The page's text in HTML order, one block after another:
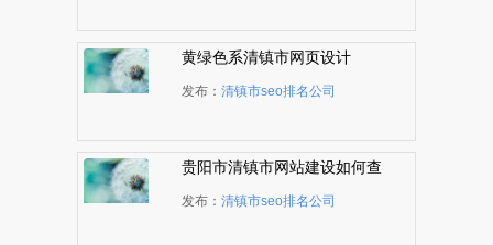
黄绿色系清镇市网页设计
发布：清镇市seo排名公司
贵阳市清镇市网站建设如何查
发布：清镇市seo排名公司